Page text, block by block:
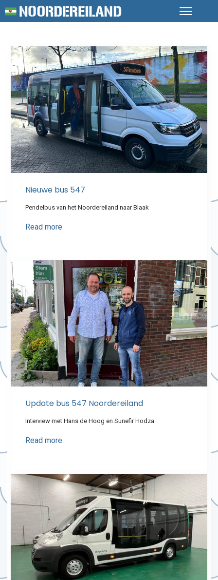
Nieuwe bus 547
Pendelbus van het Noordereiland naar Blaak
Read more
Update bus 547 Noordereiland
Interview met Hans de Hoog en Sunefir Hodza
Read more